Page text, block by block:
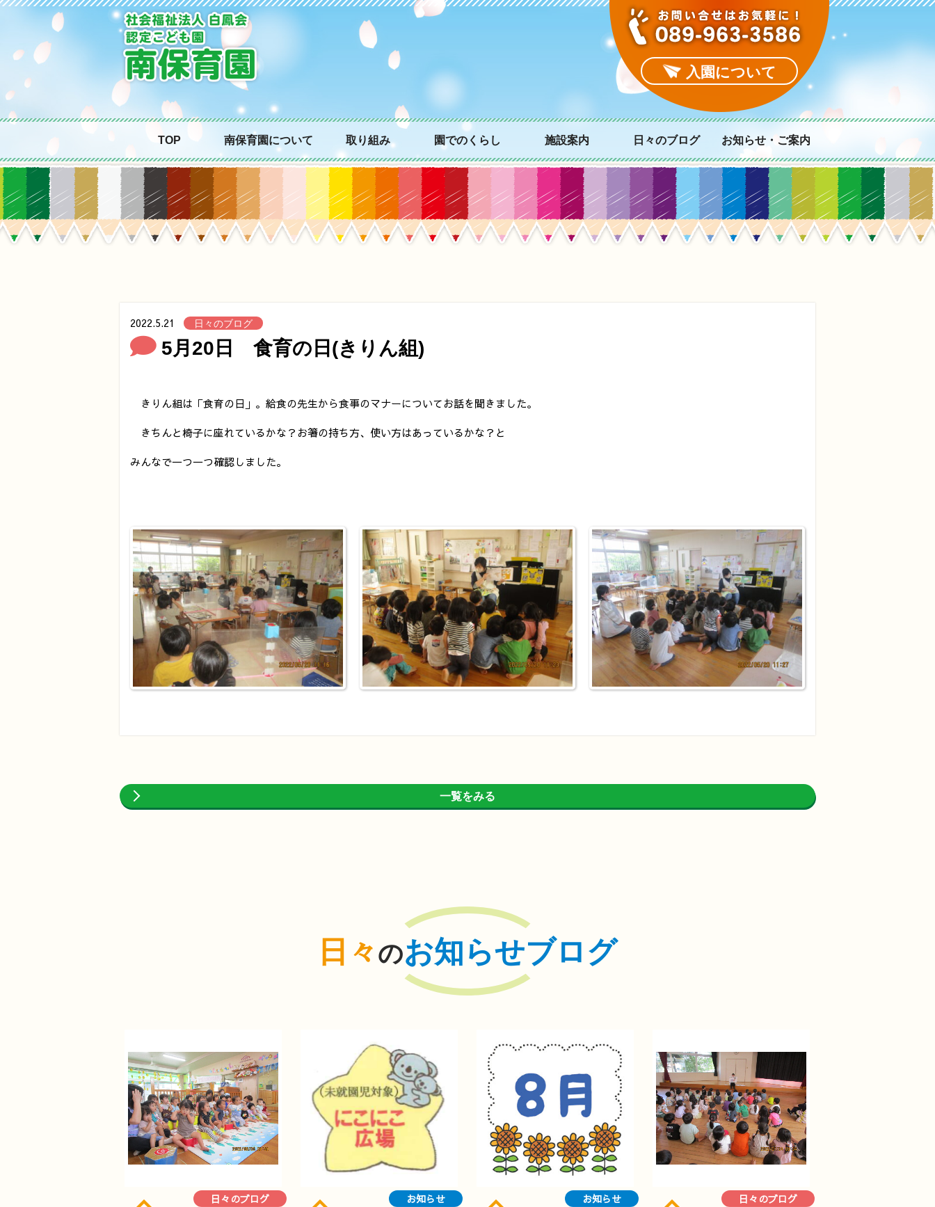
入園について
TOP 南保育園について 取り組み 園でのくらし 施設案内 日々のブログ お知らせ・ご案内
2022.5.21 日々のブログ
5月20日 食育の日(きりん組)
きりん組は「食育の日」。給食の先生から食事のマナーについてお話を聞きました。
きちんと椅子に座れているかな？お箸の持ち方、使い方はあっているかな？と
みんなで一つ一つ確認しました。
一覧をみる
日々のお知らせブログ
日々のブログ お知らせ お知らせ 日々のブログ